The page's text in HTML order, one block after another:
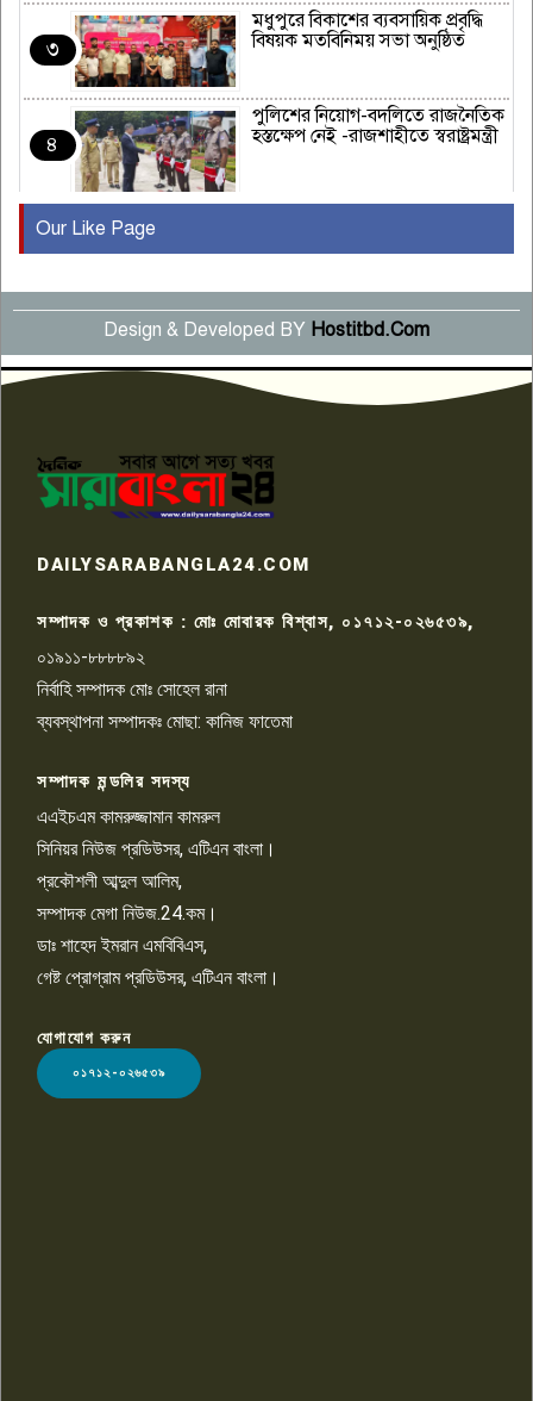
৩
মধুপুরে বিকাশের ব্যবসায়িক প্রবৃদ্ধি
বিষয়ক মতবিনিময় সভা অনুষ্ঠিত
৪
পুলিশের নিয়োগ-বদলিতে রাজনৈতিক
হস্তক্ষেপ নেই -রাজশাহীতে স্বরাষ্ট্রমন্ত্রী
৫
বছর পূর্তি উদযাপন
৬
সংবাদ সম্মেলনে অভিযোগ অস্বীকার
উদ্দেশ্য প্রণোদিত সংবাদ প্রকাশের
প্রতিবাদ নাজির হাসানের
৭
কেটে ঘরে ঢুকে স্কুল শিক্ষিকাকে হত্যা
টয়লেটের ট্যাংকি থেকে লাশ উদ্ধার
রাজশাহীতে সন্ত্রাসী হামলায় গুরুতর
চাঁদাবাজি ও হয়রানির অভিযোগ
১০
Our Like Page
Design & Developed BY Hostitbd.Com
LOGO
DAILYSARABANGLA24.COM
সম্পাদক ও প্রকাশক : মোঃ মোবারক বিশ্বাস, ০১৭১২-০২৬৫৩৯,
০১৯১১-৮৮৮৮৯২
নির্বাহি সম্পাদক মোঃ সোহেল রানা
ব্যবস্থাপনা সম্পাদকঃ মোছা: কানিজ ফাতেমা
সম্পাদক মন্ডলির সদস্য
এএইচএম কামরুজ্জামান কামরুল
সিনিয়র নিউজ প্রডিউসর, এটিএন বাংলা।
প্রকৌশলী আব্দুল আলিম,
সম্পাদক মেগা নিউজ.24.কম।
ডাঃ শাহেদ ইমরান এমবিবিএস,
গেষ্ট প্রোগ্রাম প্রডিউসর, এটিএন বাংলা।
যোগাযোগ করুন
০১৭১২-০২৬৫৩৯